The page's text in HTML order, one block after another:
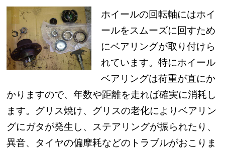
ホイールの回転軸にはホイ
ールをスムーズに回すため
にベアリングが取り付けら
れています。特にホイール
ベアリングは荷重が直にか
かりますので、年数や距離を走れば確実に消耗し
ます。グリス焼け、グリスの老化によりベアリン
グにガタが発生し、ステアリングが振られたり、
異音、タイヤの偏摩耗などのトラブルがおこりま